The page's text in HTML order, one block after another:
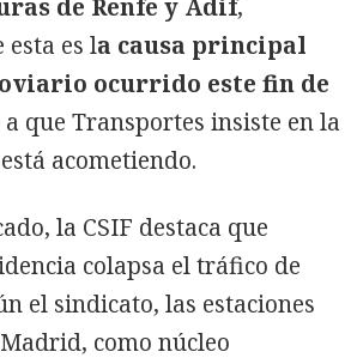
de Renfe y Adif,
esta es la causa principal
ocurrido este fin de
a que Transportes insiste en la
acometiendo.
la CSIF destaca que
colapsa el tráfico de
el sindicato, las estaciones
como núcleo